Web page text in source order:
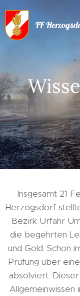
FF-
Insgesamt 21
Herzogsdorf
Bezirk Urfahr
die begehrten
und Gold. Schon
Prüfung über
absolviert.
Allgemeinwissen